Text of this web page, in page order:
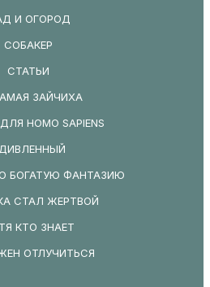
И ОГОРОД
СОБАКЕР
СТАТЬИ
ЗАЙЧИХА
HOMO SAPIENS
БОГАТУЮ ФАНТАЗИЮ
СТАЛ ЖЕРТВОЙ
КТО ЗНАЕТ
ОТЛУЧИТЬСЯ